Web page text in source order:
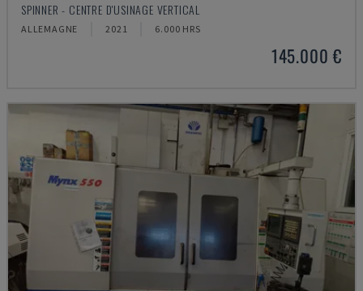
SPINNER - CENTRE D'USINAGE VERTICAL
ALLEMAGNE 2021 6.000 HRS
145.000 €